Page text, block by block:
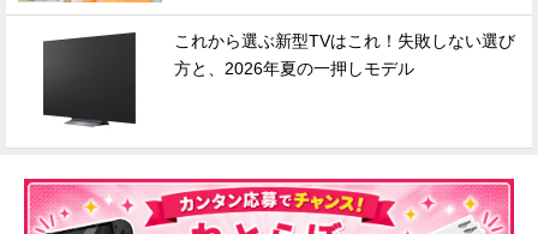
これから選ぶ新型TVはこれ！失敗しない選び
方と、2026年夏の一押しモデル